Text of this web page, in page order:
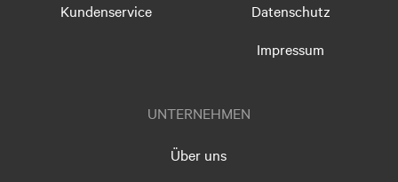
Kundenservice
Datenschutz
Impressum
UNTERNEHMEN
Über uns